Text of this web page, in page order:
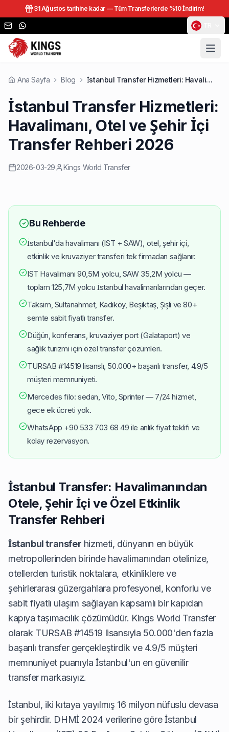
31 Ağustos tarihine kadar — Tüm Transferlerde %10 İndirim!
Ana Sayfa Blog İstanbul Transfer Hizmetleri: Havalimanı, Otel ve Şehir İçi Transfer Rehberi 2026
İstanbul Transfer Hizmetleri:
Havalimanı, Otel ve Şehir İçi
Transfer Rehberi 2026
2026-03-29 Kings World Transfer
Bu Rehberde
İstanbul'da havalimanı (IST + SAW), otel, şehir içi,
etkinlik ve kruvaziyer transferi tek firmadan sağlanır.
IST Havalimanı 90,5M yolcu, SAW 35,2M yolcu —
toplam 125,7M yolcu İstanbul havalimanlarından geçer.
Taksim, Sultanahmet, Kadıköy, Beşiktaş, Şişli ve 80+
semte sabit fiyatlı transfer.
Düğün, konferans, kruvaziyer port (Galataport) ve
sağlık turizmi için özel transfer çözümleri.
TURSAB #14519 lisanslı, 50.000+ başarılı transfer, 4.9/5
müşteri memnuniyeti.
Mercedes filo: sedan, Vito, Sprinter — 7/24 hizmet,
gece ek ücreti yok.
WhatsApp +90 533 703 68 49 ile anlık fiyat teklifi ve
kolay rezervasyon.
İstanbul Transfer: Havalimanından
Otele, Şehir İçi ve Özel Etkinlik
Transfer Rehberi
İstanbul transfer hizmeti, dünyanın en büyük
metropollerinden birinde havalimanından otelinize,
otellerden turistik noktalara, etkinliklere ve
şehirlerarası güzergahlara profesyonel, konforlu ve
sabit fiyatlı ulaşım sağlayan kapsamlı bir kapıdan
kapıya taşımacılık çözümüdür. Kings World Transfer
olarak TURSAB #14519 lisansıyla 50.000'den fazla
başarılı transfer gerçekleştirdik ve 4.9/5 müşteri
memnuniyet puanıyla İstanbul'un en güvenilir
transfer markasıyız.
İstanbul, iki kıtaya yayılmış 16 milyon nüfuslu devasa
bir şehirdir. DHMİ2024 verilerine göre İstanbul